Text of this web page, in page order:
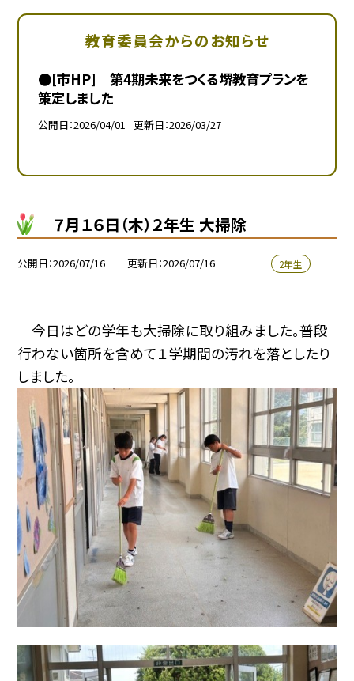
教育委員会からのお知らせ
●[市HP] 第4期未来をつくる堺教育プランを
策定しました
公開日 2026/04/01 更新日 2026/03/27
７月１６日（木）２年生 大掃除
公開日 2026/07/16 更新日 2026/07/16 2年生
今日はどの学年も大掃除に取り組みました。普段
行わない箇所を含めて１学期間の汚れを落としたり
しました。